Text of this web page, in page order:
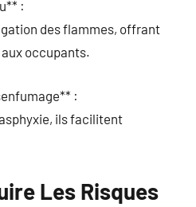
:
des flammes, offrant
occupants.
:
ils facilitent
Les Risques